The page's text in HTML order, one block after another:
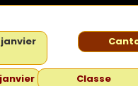
janvier
Classe